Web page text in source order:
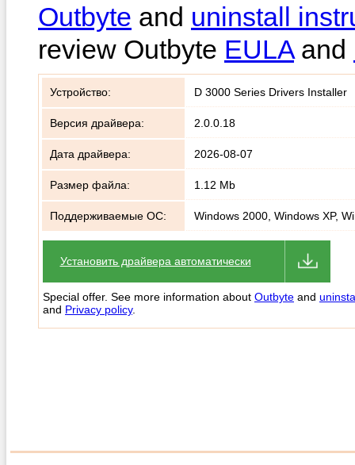
Outbyte and uninstall
review Outbyte EULAand
Устройство: D 3000 Series Drivers Installer
Версия драйвера: 2.0.0.18
Дата драйвера: 2026-08-07
Размер файла: 1.12 Mb
Поддерживаемые ОС: Windows 2000, Windows XP,
Установить драйвера автоматически
Special offer. See more information about Outbyte and
and Privacy policy.